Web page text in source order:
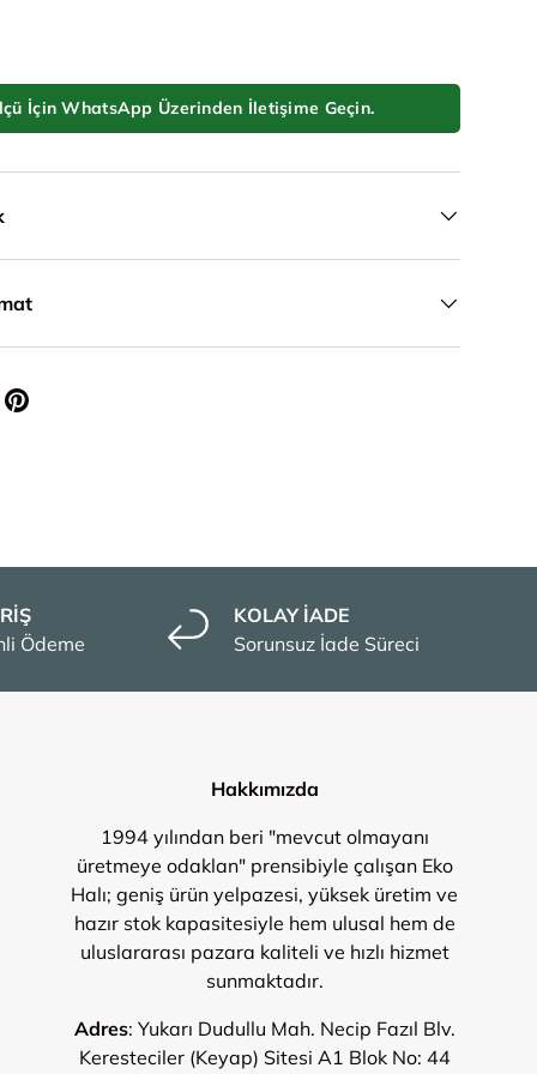
İçin WhatsApp Üzerinden İletişime Geçin.
Ödeme
KOLAY İADE
Sorunsuz İade Süreci
Hakkımızda
1994 yılından beri "mevcut olmayanı
üretmeye odaklan" prensibiyle çalışan Eko
Halı; geniş ürün yelpazesi, yüksek üretim ve
hazır stok kapasitesiyle hem ulusal hem de
uluslararası pazara kaliteli ve hızlı hizmet
sunmaktadır.
Adres: Yukarı Dudullu Mah. Necip Fazıl Blv.
Keresteciler (Keyap) Sitesi A1 Blok No: 44